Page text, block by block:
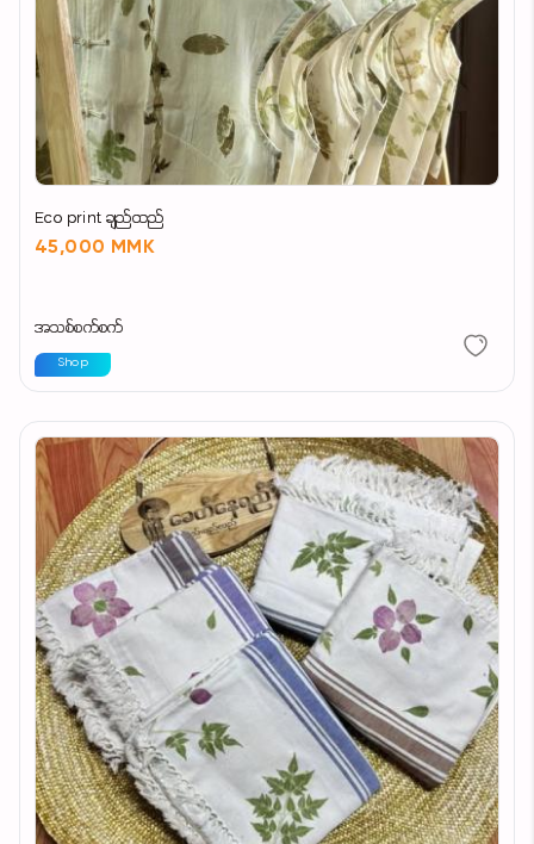
Eco print ချည်ထည်
45,000 MMK
အသစ်စက်စက်
Shop